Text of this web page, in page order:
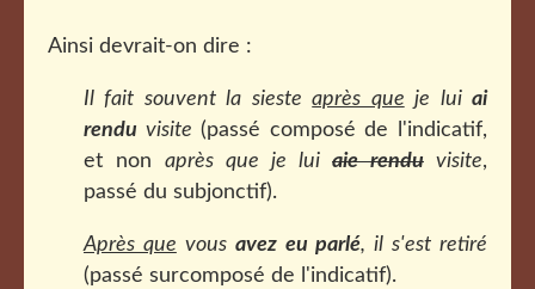
Ainsi devrait-on dire :
Il fait souvent la siesteaprès que je luiai
rendu visite (passé composé de l'indicatif,
et non après que je lui aie rendu visite,
passé du subjonctif).
Après que vous avez eu parlé, il s'est retiré
(passé surcomposé de l'indicatif).